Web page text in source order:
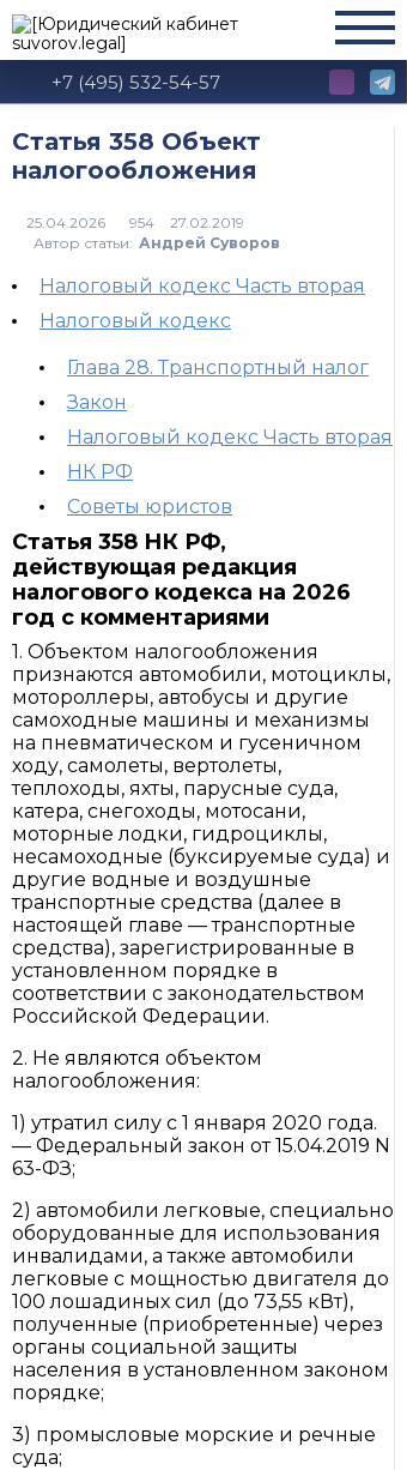
+7 (495) 532-54-57
Статья 358 Объект
налогообложения
954
Автор статьи: Андрей Суворов
Налоговый кодекс Часть вторая
Налоговый кодекс
Глава 28. Транспортный налог
Закон
Налоговый кодекс Часть вторая
НК РФ
Советы юристов
Статья 358 НК РФ,
действующая редакция
налогового кодекса на 2026
год с комментариями
1. Объектом налогообложения
признаются автомобили, мотоциклы,
мотороллеры, автобусы и другие
самоходные машины и механизмы
на пневматическом и гусеничном
ходу, самолеты, вертолеты,
теплоходы, яхты, парусные суда,
катера, снегоходы, мотосани,
моторные лодки, гидроциклы,
несамоходные (буксируемые суда) и
другие водные и воздушные
транспортные средства (далее в
настоящей главе — транспортные
средства), зарегистрированные в
установленном порядке в
соответствии с законодательством
Российской Федерации.
2. Не являются объектом
налогообложения:
1) утратил силу с 1 января 2020 года.
— Федеральный закон от 15.04.2019 N
63-ФЗ;
2) автомобили легковые, специально
оборудованные для использования
инвалидами, а также автомобили
легковые с мощностью двигателя до
100 лошадиных сил (до 73,55 кВт),
полученные (приобретенные) через
органы социальной защиты
населения в установленном законом
порядке;
3) промысловые морские и речные
суда;